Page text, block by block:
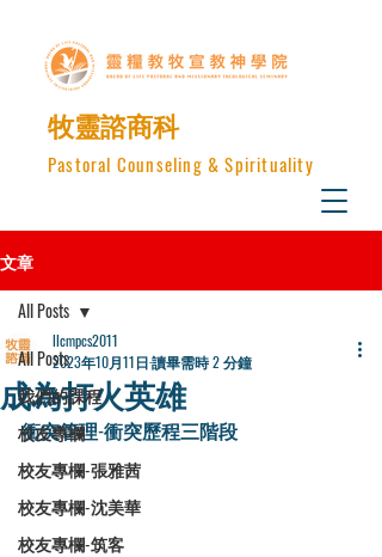
​牧靈諮商科
Pastoral Counseling & Spirituality
文章
All Posts
我們的課程
校友專欄
校友專欄-張雅茜
校友專欄-沈美華
校友專欄-筑客
All Posts
成為打火英雄
llcmpcs2011
2023年10月11日讀畢需時 2 分鐘
衝突管理-衝突歷程三階段